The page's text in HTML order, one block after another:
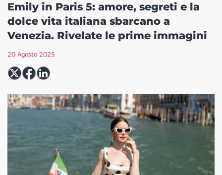
Emily in Paris 5: amore, segreti e la
dolce vita italiana sbarcano a
Venezia. Rivelate le prime immagini
20 Agosto 2025